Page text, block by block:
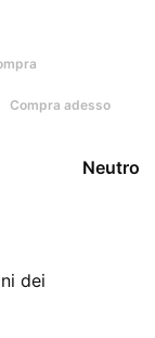
Compra adesso
Neutro
dei